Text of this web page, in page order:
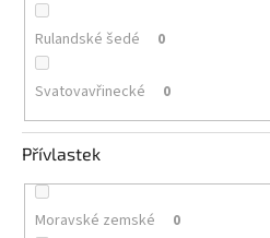
Rulandské šedé 0
Svatovavřinecké 0
Přívlastek
Moravské zemské 0